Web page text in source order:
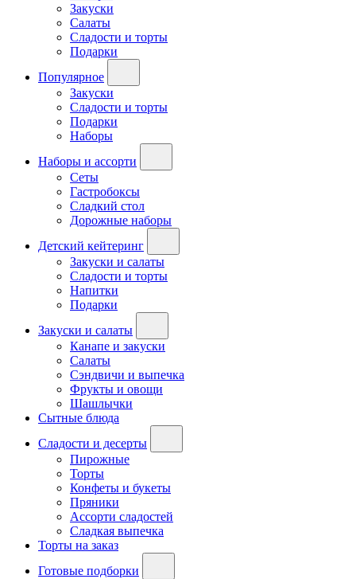
Закуски
Салаты
Сладости и торты
Подарки
Популярное
Закуски
Сладости и торты
Подарки
Наборы
Наборы и ассорти
Сеты
Гастробоксы
Сладкий стол
Дорожные наборы
Детский кейтеринг
Закуски и салаты
Сладости и торты
Напитки
Подарки
Закуски и салаты
Канапе и закуски
Салаты
Сэндвичи и выпечка
Фрукты и овощи
Шашлычки
Сытные блюда
Сладости и десерты
Пирожные
Торты
Конфеты и букеты
Пряники
Ассорти сладостей
Сладкая выпечка
Торты на заказ
Готовые подборки